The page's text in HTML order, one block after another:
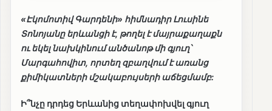
«Էկոմոտիվ Գարդենի» հիմնադիր Լուսինե
Տոնոյանը երևանցի է, թողել է մայրաքաղաքն
ու եկել նախկինում անծանոթ մի գյուղ՝
Մարգահովիտ, որտեղ զբաղվում է առանց
քիմիկատների մշակաբույսերի աճեցմամբ:
Ի՞նչը դրդեց Երևանից տեղափոխվել գյուղ